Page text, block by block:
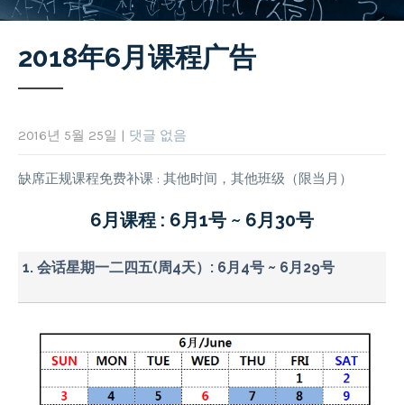
2018年6月课程广告
2016년 5월 25일 | 댓글 없음
缺席正规课程免费补课 : 其他时间，其他班级（限当月）
6月课程 : 6月1号 ~ 6月30号
1. 会话星期一二四五(周4天）: 6月4号 ~ 6月29号